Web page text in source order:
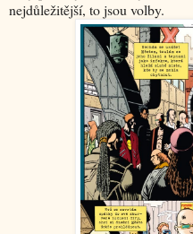
nejdůležitější, to jsou volby.